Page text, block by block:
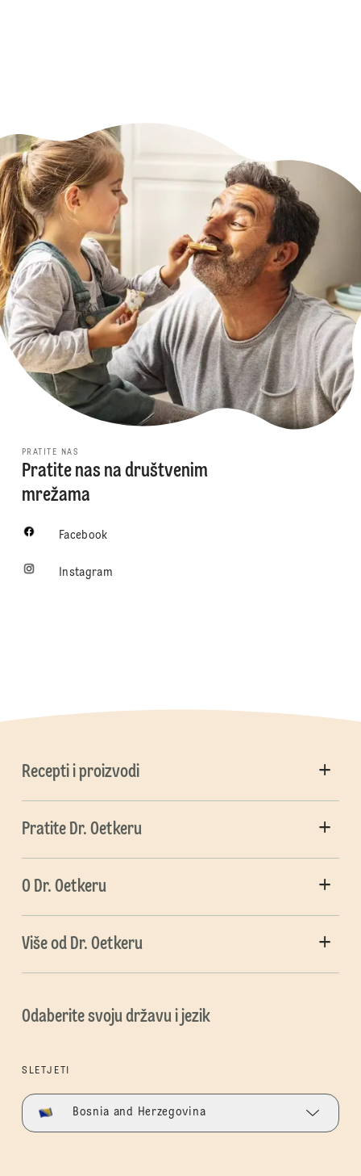
PRATITE NAS
Pratite nas na društvenim
mrežama
Facebook
Instagram
Recepti i proizvodi
Pratite Dr. Oetkeru
O Dr. Oetkeru
Više od Dr. Oetkeru
Odaberite svoju državu i jezik
SLETJETI
Bosnia and Herzegovina